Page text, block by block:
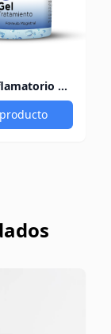
Gel Antiflamatorio 60Gr